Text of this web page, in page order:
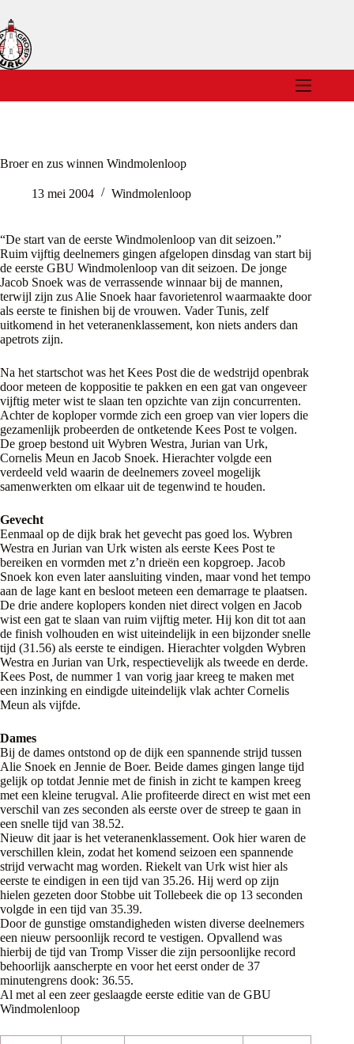
naar
de
inhoud
Broer en zus winnen Windmolenloop
13 mei 2004 Windmolenloop
“De start van de eerste Windmolenloop van dit seizoen.”
Ruim vijftig deelnemers gingen afgelopen dinsdag van start bij
de eerste GBU Windmolenloop van dit seizoen. De jonge
Jacob Snoek was de verrassende winnaar bij de mannen,
terwijl zijn zus Alie Snoek haar favorietenrol waarmaakte door
als eerste te finishen bij de vrouwen. Vader Tunis, zelf
uitkomend in het veteranenklassement, kon niets anders dan
apetrots zijn.
Na het startschot was het Kees Post die de wedstrijd openbrak
door meteen de koppositie te pakken en een gat van ongeveer
vijftig meter wist te slaan ten opzichte van zijn concurrenten.
Achter de koploper vormde zich een groep van vier lopers die
gezamenlijk probeerden de ontketende Kees Post te volgen.
De groep bestond uit Wybren Westra, Jurian van Urk,
Cornelis Meun en Jacob Snoek. Hierachter volgde een
verdeeld veld waarin de deelnemers zoveel mogelijk
samenwerkten om elkaar uit de tegenwind te houden.
Gevecht
Eenmaal op de dijk brak het gevecht pas goed los. Wybren
Westra en Jurian van Urk wisten als eerste Kees Post te
bereiken en vormden met z’n drieën een kopgroep. Jacob
Snoek kon even later aansluiting vinden, maar vond het tempo
aan de lage kant en besloot meteen een demarrage te plaatsen.
De drie andere koplopers konden niet direct volgen en Jacob
wist een gat te slaan van ruim vijftig meter. Hij kon dit tot aan
de finish volhouden en wist uiteindelijk in een bijzonder snelle
tijd (31.56) als eerste te eindigen. Hierachter volgden Wybren
Westra en Jurian van Urk, respectievelijk als tweede en derde.
Kees Post, de nummer 1 van vorig jaar kreeg te maken met
een inzinking en eindigde uiteindelijk vlak achter Cornelis
Meun als vijfde.
Dames
Bij de dames ontstond op de dijk een spannende strijd tussen
Alie Snoek en Jennie de Boer. Beide dames gingen lange tijd
gelijk op totdat Jennie met de finish in zicht te kampen kreeg
met een kleine terugval. Alie profiteerde direct en wist met een
verschil van zes seconden als eerste over de streep te gaan in
een snelle tijd van 38.52.
Nieuw dit jaar is het veteranenklassement. Ook hier waren de
verschillen klein, zodat het komend seizoen een spannende
strijd verwacht mag worden. Riekelt van Urk wist hier als
eerste te eindigen in een tijd van 35.26. Hij werd op zijn
hielen gezeten door Stobbe uit Tollebeek die op 13 seconden
volgde in een tijd van 35.39.
Door de gunstige omstandigheden wisten diverse deelnemers
een nieuw persoonlijk record te vestigen. Opvallend was
hierbij de tijd van Tromp Visser die zijn persoonlijke record
behoorlijk aanscherpte en voor het eerst onder de 37
minutengrens dook: 36.55.
Al met al een zeer geslaagde eerste editie van de GBU
Windmolenloop